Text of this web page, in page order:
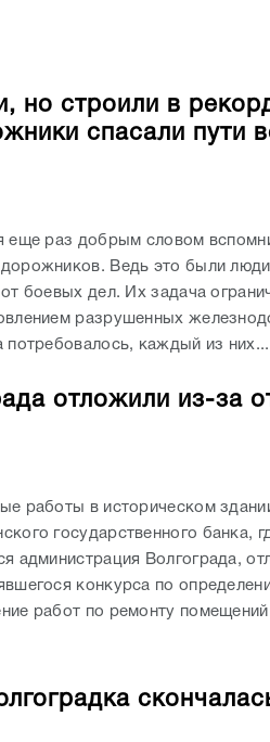
но строили в
спасали пути
еще раз добрым словом
Ведь это были
боевых дел. Их задача
разрушенных
потребовалось, каждый из них...
отложили из-за
работы в историческом
государственного банка,
администрация Волгограда,
конкурса по
работ по ремонту